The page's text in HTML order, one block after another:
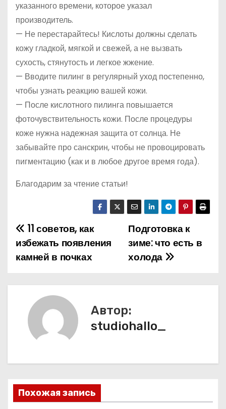
указанного времени, которое указал
производитель.
— Не перестарайтесь! Кислоты должны сделать
кожу гладкой, мягкой и свежей, а не вызвать
сухость, стянутость и легкое жжение.
— Вводите пилинг в регулярный уход постепенно,
чтобы узнать реакцию вашей кожи.
— После кислотного пилинга повышается
фоточувствительность кожи. После процедуры
коже нужна надежная защита от солнца. Не
забывайте про санскрин, чтобы не провоцировать
пигментацию (как и в любое другое время года).
Благодарим за чтение статьи!
Н
а
ц
и
я
Подготовка к
зиме: что есть в
холода
11 советов, как
избежать появления
камней в почках
Автор:
studiohallo_
Похожая запись